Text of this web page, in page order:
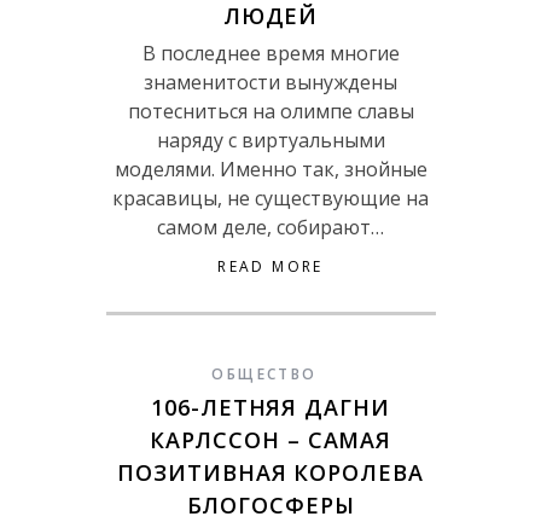
ЛЮДЕЙ
В последнее время многие
знаменитости вынуждены
потесниться на олимпе славы
наряду с виртуальными
моделями. Именно так, знойные
красавицы, не существующие на
самом деле, собирают…
READ MORE
ОБЩЕСТВО
106-ЛЕТНЯЯ ДАГНИ
КАРЛССОН – САМАЯ
ПОЗИТИВНАЯ КОРОЛЕВА
БЛОГОСФЕРЫ